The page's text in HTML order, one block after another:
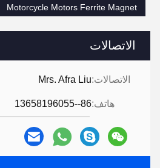
الاتصالات
الاتصالات:Mrs. Afra Liu
هاتف:86--13658196055
Motorcycle Motors Ferrite Magnet